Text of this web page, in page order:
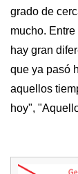
grado de
mucho.
hay gran
que ya pasó
aquellos
hoy",